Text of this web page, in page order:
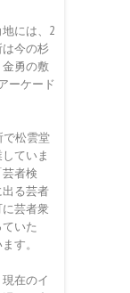
には、2
今の杉
勇の敷
ーケード
松雲堂
ていま
者検
る芸者
芸者衆
いた
す。
在のイ